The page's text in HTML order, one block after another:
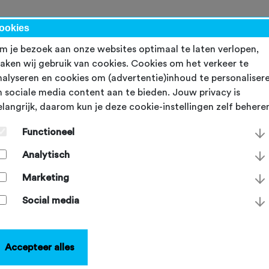
NTFU voor
vrijwilligers
19 juli 2023
gebeuren er dingen op de sportvereniging die niet door de
kunnen. Wangedrag op de vereniging of bij een toertocht
je bezoek aan onze websites optimaal te laten verlopen,
wij gebruik van cookies. Cookies om het verkeer te
en cookies om (advertentie)inhoud te
sociale media content aan te bieden. Jouw privacy is
daarom kun je deze cookie-instellingen zelf
Functioneel
Analytisch
Marketing
Social media
Accepteer alles